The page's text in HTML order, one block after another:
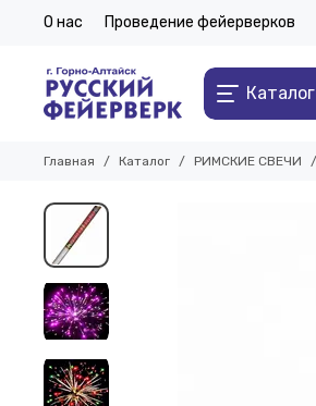
О нас Проведение фейерверков
Каталог
Главная Каталог РИМСКИЕ СВЕЧИ